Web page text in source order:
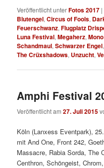
Veröffentlicht unterFotos 2017 |
Blutengel,Circus of Fools,
Feuerschwanz,Flugplatz
Luna Festival,Megaherz,
Schandmaul,Schwarzer Engel
The Crüxshadows, Unzucht,
Amphi Festival
Veröffentlicht am27. Juli 2015
Köln (Lanxess Eventpark),
mit And One, Front 242,
Massacre, Rabia Sorda, The
Centhron, Schöngeist,